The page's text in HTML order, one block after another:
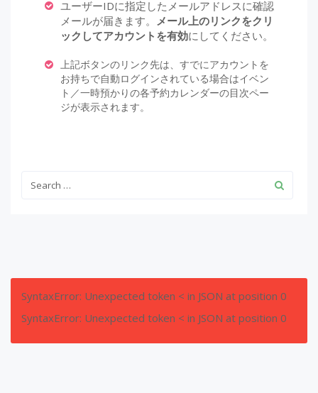
ユーザーIDに指定したメールアドレスに確認
メールが届きます。
メール上のリンクをクリ
ックしてアカウントを有効にしてください。
上記ボタンのリンク先は、すでにアカウントを
お持ちで自動ログインされている場合はイベン
ト／一時預かりの各予約カレンダーの目次ペー
ジが表示されます。
SyntaxError: Unexpected token < in JSON at position 0
SyntaxError: Unexpected token < in JSON at position 0